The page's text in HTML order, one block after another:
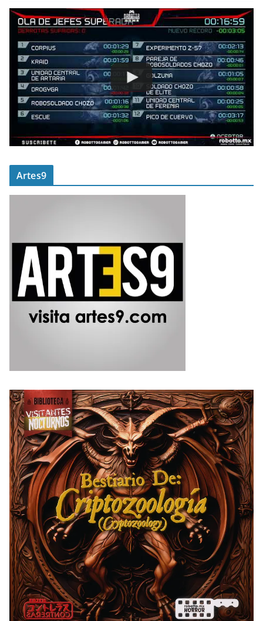
Artes9